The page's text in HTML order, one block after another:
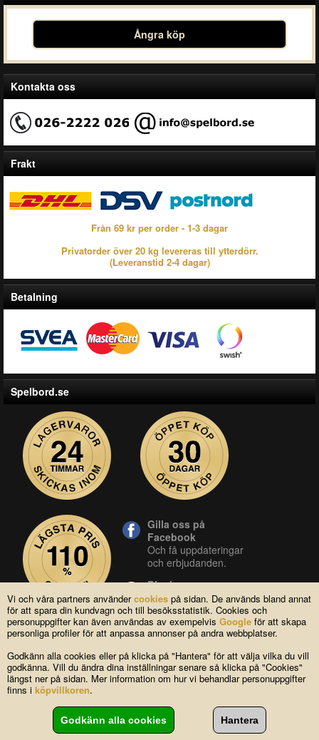
Vi och våra partners användercookies på sidan. De används bland annat
för att spara din kundvagn och till besöksstatistik. Cookies och
personuppgifter kan även användas av exempelvis Google för att skapa
personliga profiler för att anpassa annonser på andra webbplatser.
Godkänn alla cookies eller på klicka på "Hantera" för att välja vilka du vill
godkänna. Vill du ändra dina inställningar senare så klicka på "Cookies"
längst ner på sidan. Mer information om hur vi behandlar personuppgifter
finns i köpvillkoren.
Ångra köp
Kontakta oss
Frakt
Från 69 kr per order - 1-3 dagar
Privatorder över 20 kg levereras till ytterdörr.
(Leveranstid 2-4 dagar)
Betalning
Spelbord.se
Gilla oss på
Facebook
Och få uppdateringar
och erbjudanden.
Blocket
Vår butik på blocket.
YouTube
Se våra produkter live
Copyright © 2004-2026 Lagsidan AB
FAQ|Om oss|Köpvillkor|Cookies |Kontakta oss